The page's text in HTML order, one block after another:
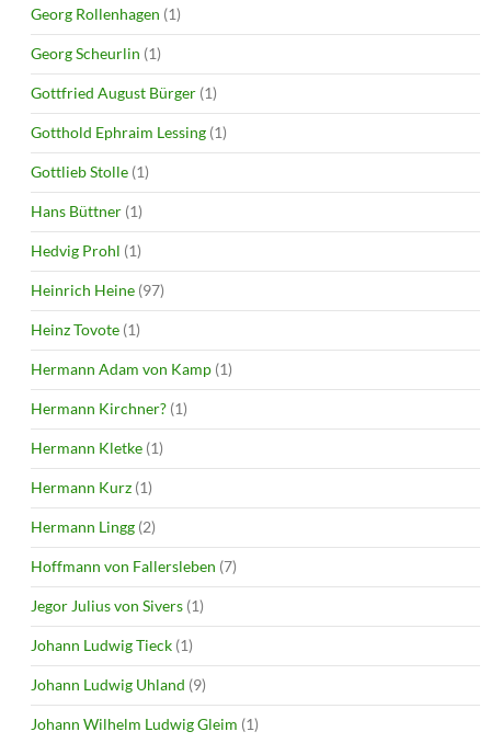
Georg Rollenhagen (1)
Georg Scheurlin (1)
Gottfried August Bürger (1)
Gotthold Ephraim Lessing (1)
Gottlieb Stolle (1)
Hans Büttner (1)
Hedvig Prohl (1)
Heinrich Heine (97)
Heinz Tovote (1)
Hermann Adam von Kamp (1)
Hermann Kirchner? (1)
Hermann Kletke (1)
Hermann Kurz (1)
Hermann Lingg (2)
Hoffmann von Fallersleben (7)
Jegor Julius von Sivers (1)
Johann Ludwig Tieck (1)
Johann Ludwig Uhland (9)
Johann Wilhelm Ludwig Gleim (1)